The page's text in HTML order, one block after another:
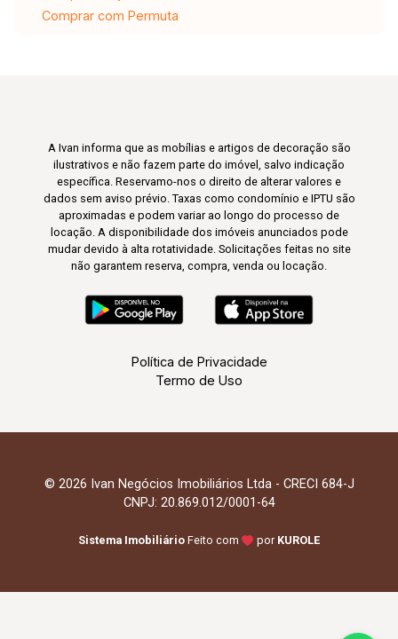
Comprar com Permuta
A Ivan informa que as mobílias e artigos de decoração são
ilustrativos e não fazem parte do imóvel, salvo indicação
específica. Reservamo-nos o direito de alterar valores e
dados sem aviso prévio. Taxas como condomínio e IPTU são
aproximadas e podem variar ao longo do processo de
locação. A disponibilidade dos imóveis anunciados pode
mudar devido à alta rotatividade. Solicitações feitas no site
não garantem reserva, compra, venda ou locação.
Política de Privacidade
Termo de Uso
© 2026 Ivan Negócios Imobiliários Ltda - CRECI 684-J
CNPJ: 20.869.012/0001-64
Sistema Imobiliário Feito com por KUROLE